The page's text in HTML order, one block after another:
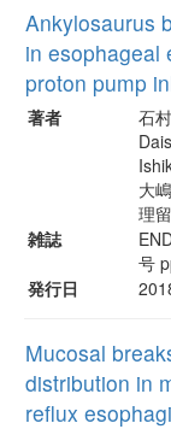
Ankylosaurus
in esophageal
proton pump
著者
石
大
理
雑誌
号
発行日
Mucosal
distribution in
reflux